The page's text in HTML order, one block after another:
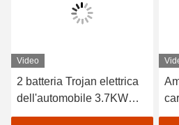
Video
2 batteria Trojan elettrica
dell'automobile 3.7KW
48V dell'ambulanza di